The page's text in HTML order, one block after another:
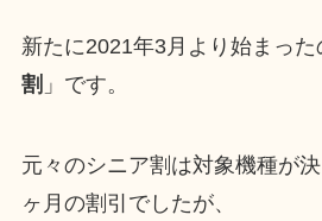
新たに2021年3月より始まった
割 」です。
元々のシニア割は対象機種が
ヶ月の割引でしたが、